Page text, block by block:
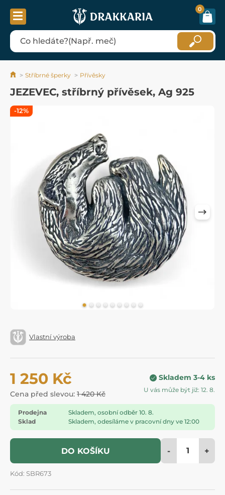
0
Stříbrné šperky Přívěsky
JEZEVEC, stříbrný přívěsek, Ag 925
Vlastní výroba
1 250 Kč
Cena před slevou: 1 420 Kč
Skladem 3-4 ks
U vás může být již: 12. 8.
Prodejna
Skladem, osobní odběr 10. 8.
Sklad
Skladem, odesíláme v pracovní dny ve 12:00
DO KOŠÍKU - +
Kód: SBR673
-12%